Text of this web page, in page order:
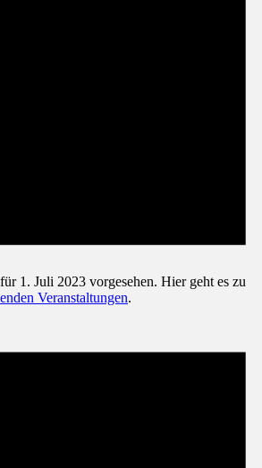
1. Juli 2023 vorgesehen. Hier geht es zu
Veranstaltungen.